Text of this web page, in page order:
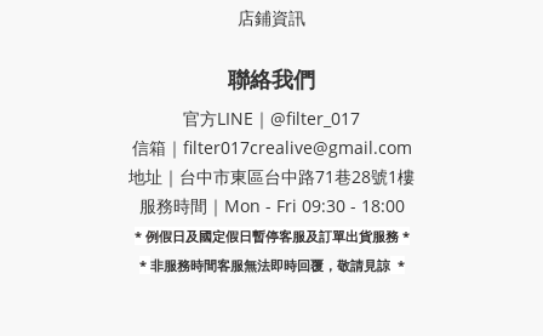
店鋪資訊
聯絡我們
官方LINE｜@filter_017
信箱｜filter017crealive@gmail.com
地址｜​台中市東區台中路71巷28號1樓
服務時間｜Mon - Fri 09:30 - 18:00
* 例假日及國定假日暫停客服及訂單出貨服務 *
* 非服務時間客服無法即時回覆，敬請見諒 *